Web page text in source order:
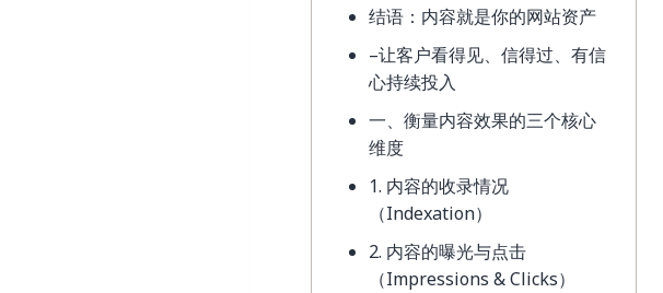
结语：内容就是你的网站资产
–让客户看得见、信得过、有信
心持续投入
一、衡量内容效果的三个核心
维度
1. 内容的收录情况
（Indexation）
2. 内容的曝光与点击
（Impressions & Clicks）